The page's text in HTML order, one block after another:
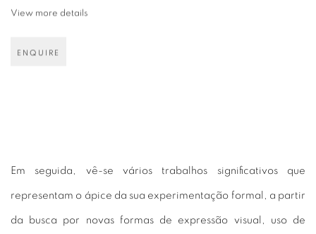
View more details
ENQUIRE
Em seguida, vê-se vários trabalhos significativos que
representam o ápice da sua experimentação formal, a partir
da busca por novas formas de expressão visual, uso de